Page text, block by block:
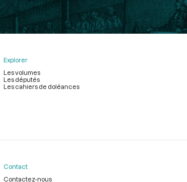
Explorer
Les volumes
Les députés
Les cahiers de doléances
Contact
Contactez-nous